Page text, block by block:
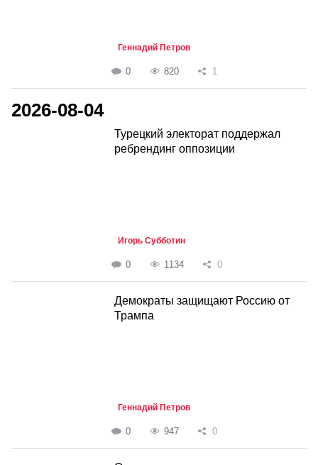
Геннадий Петров
0 820 1
2026-08-04
Турецкий электорат поддержал
ребрендинг оппозиции
Игорь Субботин
0 1134 0
Демократы защищают Россию от
Трампа
Геннадий Петров
0 947 0